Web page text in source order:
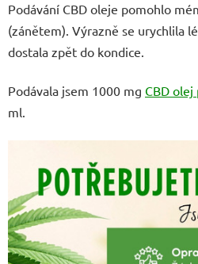
Podávání CBD oleje pomohlo
(zánětem). Výrazně se urychlila
dostala zpět do kondice.
Podávala jsem 1000 mg CBD olej
ml.